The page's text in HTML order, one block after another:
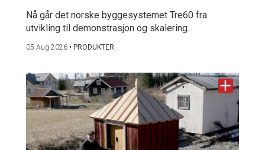
Nå går det norske byggesystemet Tre60 fra
utvikling til demonstrasjon og skalering.
05 Aug 2026 • PRODUKTER